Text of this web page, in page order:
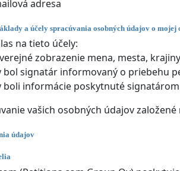
adresa
a účely spracúvania osobných údajov o mojej
na tieto účely:
zobrazenie mena, mesta,
bol signatár informovaný o priebehu
boli informácie poskytnuté
vašich osobných údajov
údajov